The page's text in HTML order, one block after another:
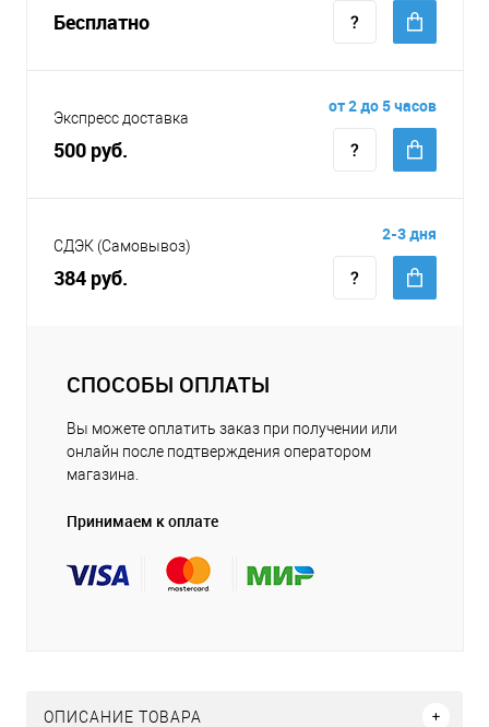
Бесплатно
Экспресс доставка
500 руб.
от 2 до 5 часов
СДЭК (Самовывоз)
384 руб.
2-3 дня
СПОСОБЫ ОПЛАТЫ
Вы можете оплатить заказ при получении или
онлайн после подтверждения оператором
магазина.
Принимаем к оплате
ОПИСАНИЕ ТОВАРА